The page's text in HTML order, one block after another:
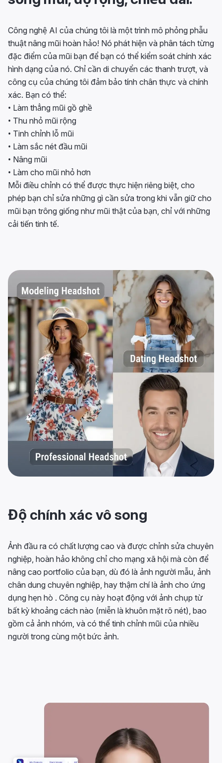
Công nghệ AI của chúng tôi là một trình mô phỏng phẫu
thuật nâng mũi hoàn hảo! Nó phát hiện và phân tách từng
đặc điểm của mũi bạn để bạn có thể kiểm soát chính xác
hình dạng của nó. Chỉ cần di chuyển các thanh trượt, và
công cụ của chúng tôi đảm bảo tính chân thực và chính
xác. Bạn có thể:
• Làm thẳng mũi gồ ghề
• Thu nhỏ mũi rộng
• Tinh chỉnh lỗ mũi
• Làm sắc nét đầu mũi
• Nâng mũi
• Làm cho mũi nhỏ hơn
Mỗi điều chỉnh có thể được thực hiện riêng biệt, cho
phép bạn chỉ sửa những gì cần sửa trong khi vẫn giữ cho
mũi bạn trông giống như mũi thật của bạn, chỉ với những
cải tiến tinh tế.
Độ chính xác vô song
Ảnh đầu ra có chất lượng cao và được chỉnh sửa chuyên
nghiệp, hoàn hảo không chỉ cho mạng xã hội mà còn để
nâng cao portfolio của bạn, dù đó là ảnh người mẫu, ảnh
chân dung chuyên nghiệp, hay thậm chí là ảnh cho ứng
dụng hẹn hò . Công cụ này hoạt động với ảnh chụp từ
bất kỳ khoảng cách nào (miễn là khuôn mặt rõ nét), bao
gồm cả ảnh nhóm, và có thể tinh chỉnh mũi của nhiều
người trong cùng một bức ảnh.